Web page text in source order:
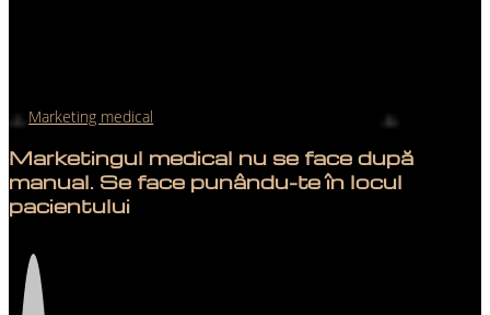
Marketing medical
Marketingul medical nu se face după
manual. Se face punându-te în locul
pacientului